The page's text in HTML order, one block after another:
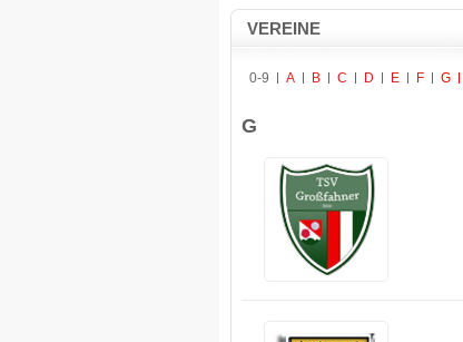
VEREINE
0-9 A B C D E F G
G